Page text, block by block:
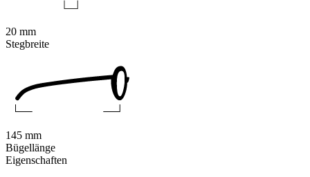
Eigenschaften
20 mm
Stegbreite
145 mm
Bügellänge